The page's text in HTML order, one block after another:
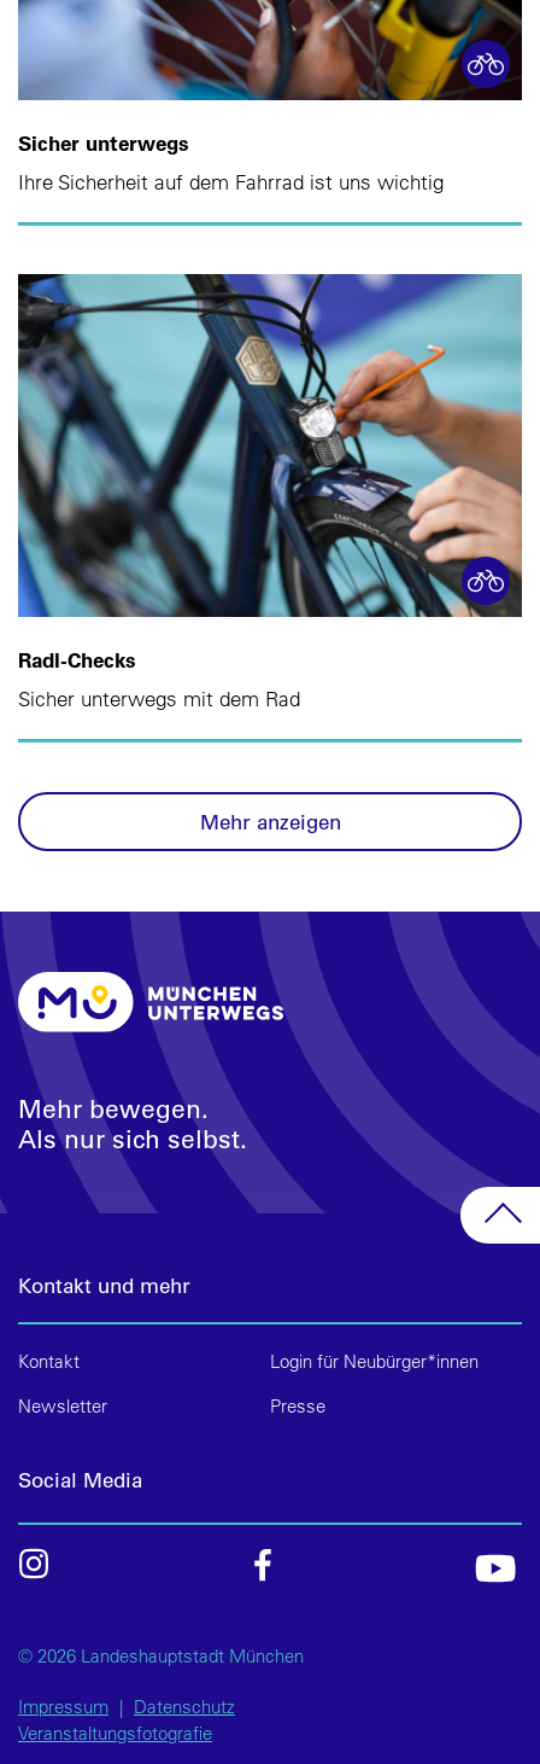
Sicher unterwegs
Ihre Sicherheit auf dem Fahrrad ist uns wichtig
Radl-Checks
Sicher unterwegs mit dem Rad
Mehr anzeigen
Mehr bewegen.
Als nur sich selbst.
Kontakt und mehr
Kontakt
Login für Neubürger*innen
Newsletter
Presse
Social Media
© 2026 Landeshauptstadt München
Impressum | Datenschutz
Veranstaltungsfotografie